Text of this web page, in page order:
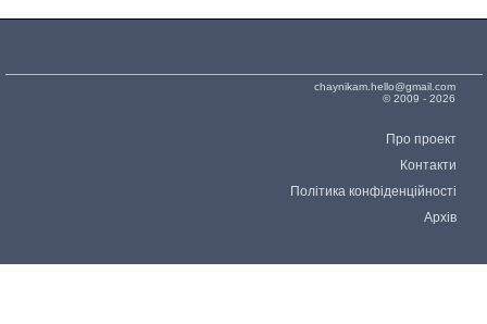
chaynikam.hello@gmail.com
© 2009 - 2026
Про проект
Контакти
Політика конфіденційності
Архів